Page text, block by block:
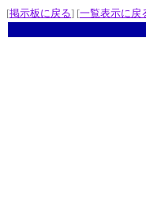
[掲示板に戻る] [一覧表示に戻